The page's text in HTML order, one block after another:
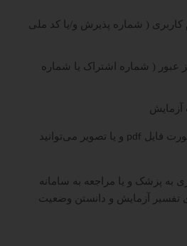
کاربری ( شماره پذیرش و/یا کد ملی
عبور ( شماره اشتراک یا شماره
آزمایش
فایل pdf و یا تصویر می‌توانید
به پزشک و یا مراجعه به سامانه
تفسیر آزمایش و دانستن وضعیت